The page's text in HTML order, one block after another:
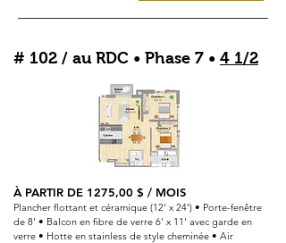
# 102 / au RDC • Phase 7 • 4 1/2
À PARTIR DE 1275,00 $ / MOIS
Plancher flottant et céramique (12' x 24') • Porte-fenêtre
de 8' • Balcon en fibre de verre 6' x 11' avec garde en
verre • Hotte en stainless de style cheminée • Air